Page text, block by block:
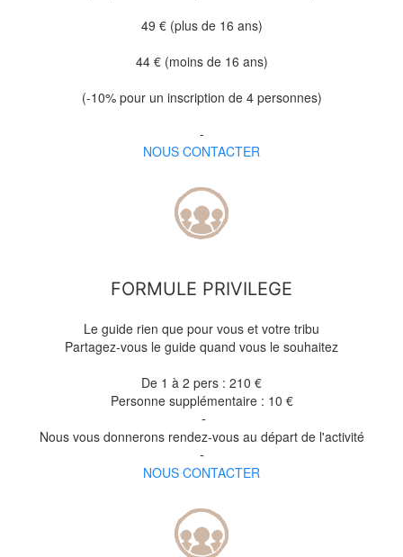
49 € (plus de 16 ans)
44 € (moins de 16 ans)
(-10% pour un inscription de 4 personnes)
-
NOUS CONTACTER
FORMULE PRIVILEGE
Le guide rien que pour vous et votre tribu
Partagez-vous le guide quand vous le souhaitez
De 1 à 2 pers : 210 €
Personne supplémentaire : 10 €
-
Nous vous donnerons rendez-vous au départ de l'activité
-
NOUS CONTACTER